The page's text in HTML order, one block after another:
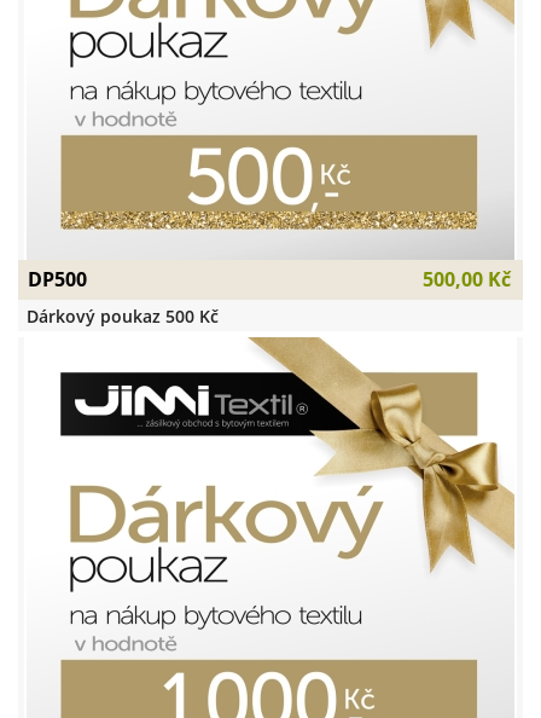
DP500 500,00 Kč
Dárkový poukaz 500 Kč